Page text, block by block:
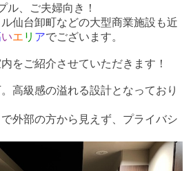
ル、ご夫婦向き！
仙台卸町などの大型商業施設も近
いエ リ アでございます。
をご紹介させていただきます！
高級感の溢れる設計となっており
外部の方から見えず、プライバシ